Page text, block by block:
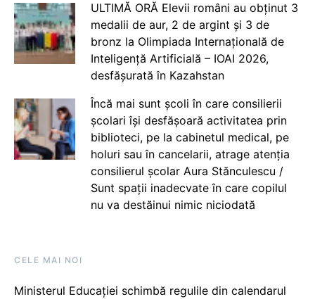
ULTIMĂ ORĂ Elevii români au obținut 3
medalii de aur, 2 de argint și 3 de
bronz la Olimpiada Internațională de
Inteligență Artificială – IOAI 2026,
desfășurată în Kazahstan
Încă mai sunt școli în care consilierii
școlari își desfășoară activitatea prin
biblioteci, pe la cabinetul medical, pe
holuri sau în cancelarii, atrage atenția
consilierul școlar Aura Stănculescu /
Sunt spații inadecvate în care copilul
nu va destăinui nimic niciodată
CELE MAI NOI
Ministerul Educației schimbă regulile din calendarul